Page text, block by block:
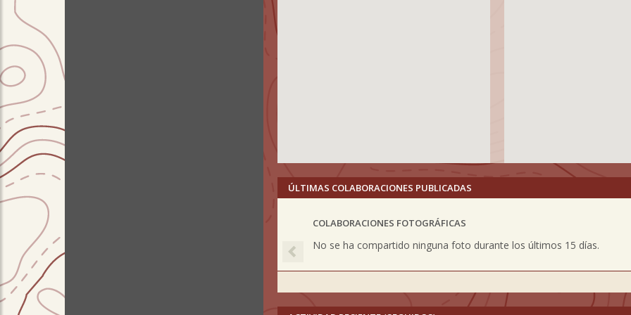
ÚLTIMAS COLABORACIONES PUBLICADAS
COLABORACIONES FOTOGRÁFICAS
No se ha compartido ninguna foto durante los últimos 15 días.
Previous